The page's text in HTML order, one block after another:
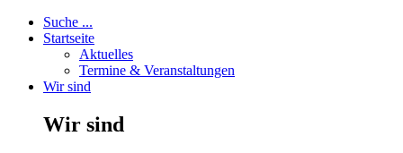
Suche ...
Startseite
Aktuelles
Termine & Veranstaltungen
Wir sind
Wir sind